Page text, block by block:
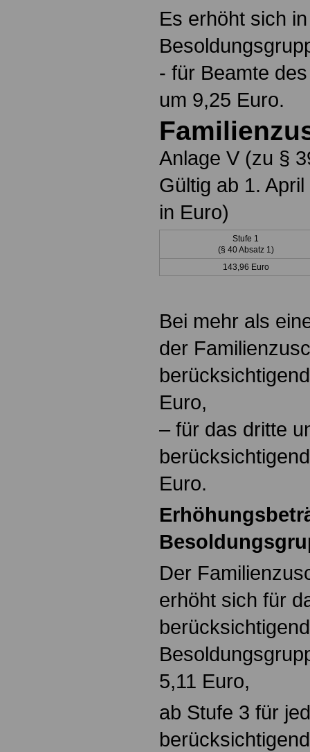
Es erhöht sich
- für Beamte
um 9,25 Euro.
Anlage V (zu §
Gültig ab 1.
in Euro)
Stufe 1
(§ 40 Absatz 1)
143,96 Euro
Bei mehr als
der
Euro,
– für das dritte
Euro.
Der
erhöht sich für
5,11 Euro,
ab Stufe 3 für